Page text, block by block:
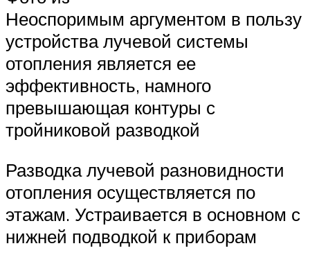
Неоспоримым аргументом в пользу
устройства лучевой системы
отопления является ее
эффективность, намного
превышающая контуры с
тройниковой разводкой
Разводка лучевой разновидности
отопления осуществляется по
этажам. Устраивается в основном с
нижней подводкой к приборам